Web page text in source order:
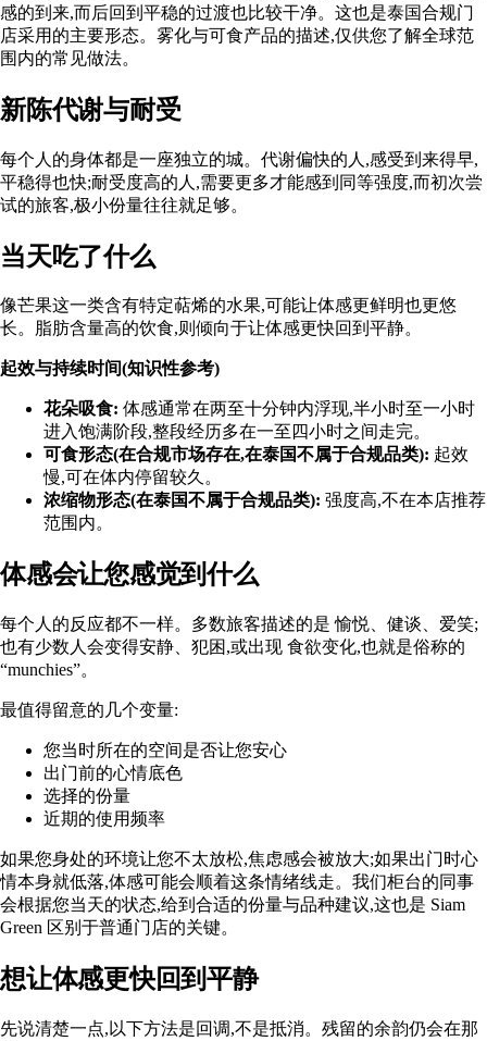
感的到来,而后回到平稳的过渡也比较干净。这也是泰国合规门
店采用的主要形态。雾化与可食产品的描述,仅供您了解全球范
围内的常见做法。
新陈代谢与耐受
每个人的身体都是一座独立的城。代谢偏快的人,感受到来得早,
平稳得也快;耐受度高的人,需要更多才能感到同等强度,而初次尝
试的旅客,极小份量往往就足够。
当天吃了什么
像芒果这一类含有特定萜烯的水果,可能让体感更鲜明也更悠
长。脂肪含量高的饮食,则倾向于让体感更快回到平静。
起效与持续时间(知识性参考)
花朵吸食: 体感通常在两至十分钟内浮现,半小时至一小时
进入饱满阶段,整段经历多在一至四小时之间走完。
可食形态(在合规市场存在,在泰国不属于合规品类): 起效
慢,可在体内停留较久。
浓缩物形态(在泰国不属于合规品类): 强度高,不在本店推荐
范围内。
体感会让您感觉到什么
每个人的反应都不一样。多数旅客描述的是 愉悦、健谈、爱笑;
也有少数人会变得安静、犯困,或出现 食欲变化,也就是俗称的
“munchies”。
最值得留意的几个变量:
您当时所在的空间是否让您安心
出门前的心情底色
选择的份量
近期的使用频率
如果您身处的环境让您不太放松,焦虑感会被放大;如果出门时心
情本身就低落,体感可能会顺着这条情绪线走。我们柜台的同事
会根据您当天的状态,给到合适的份量与品种建议,这也是 Siam
Green 区别于普通门店的关键。
想让体感更快回到平静
先说清楚一点,以下方法是回调,不是抵消。残留的余韵仍会在那